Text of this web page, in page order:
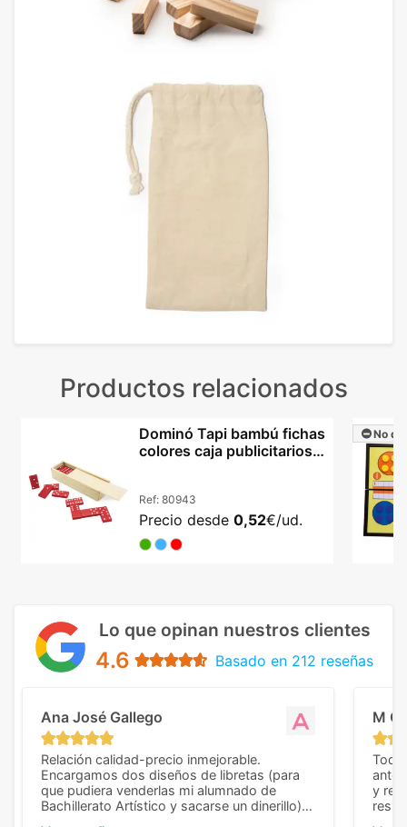
Productos relacionados
Dominó Tapi bambú fichas
colores caja publicitarios
Ref: 80943
Precio desde 0,52€/ud.
No
Lo que opinan nuestros clientes
4.6 Basado en 212 reseñas
Ana José Gallego
Relación calidad-precio inmejorable.
Encargamos dos diseños de libretas (para
que pudiera venderlas mi alumnado de
Bachillerato Artístico y sacarse un dinerillo) y
M C
Todo
y